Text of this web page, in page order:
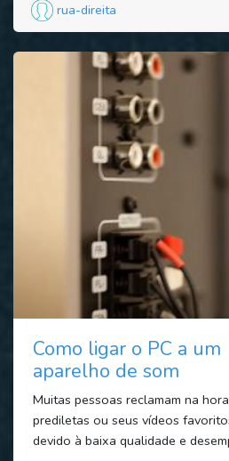
rua-direita
Como ligar o PC a um
aparelho de som
Muitas pessoas reclamam na
prediletas ou seus vídeos
devido à baixa qualidade e